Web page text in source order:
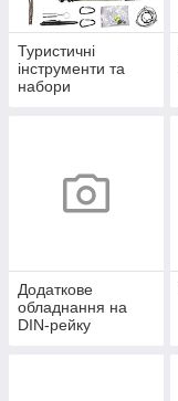
Туристичні
інструменти та
набори
Додаткове
обладнання на
DIN-рейку